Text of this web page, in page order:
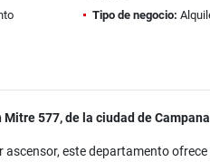
Tipo de negocio:
577, de la ciudad de
ascensor, este departamento